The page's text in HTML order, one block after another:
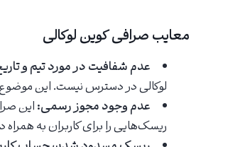
معایب صرافی کوین لوکالی
عدم شفافیت در مورد تیم و
لوکالی در دسترس نیست. این موضوع
عدم وجود مجوز رسمی:این
ریسک‌هایی را برای کاربران به همراه